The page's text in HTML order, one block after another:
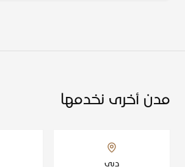
مدن أخرى نخدمها
دبي